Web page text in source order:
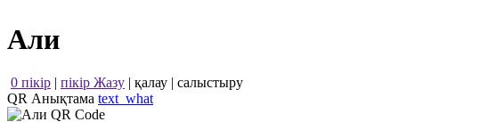
Али
0 пікір | пікір Жазу | қалау | салыстыру
QR Анықтама text_what